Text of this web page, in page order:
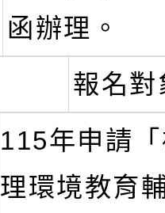
函辦理。
報名對
115年申請
理環境教育